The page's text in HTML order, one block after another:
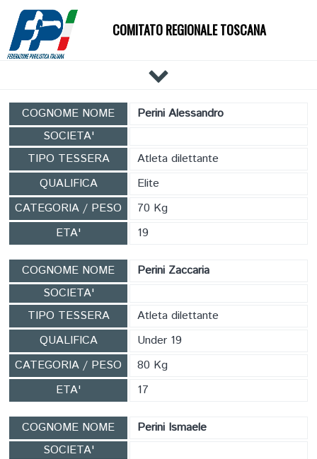
COMITATO REGIONALE TOSCANA
IL COMITATO
NEWS
PALESTRE
TECNICI
ATLETI
AFFILIAZIONE E TESSERAMENTO
COGNOME NOME
Perini Alessandro
SOCIETA'
TIPO TESSERA
Atleta dilettante
QUALIFICA
Elite
CATEGORIA / PESO
70 Kg
ETA'
19
COGNOME NOME
Perini Zaccaria
SOCIETA'
TIPO TESSERA
Atleta dilettante
QUALIFICA
Under 19
CATEGORIA / PESO
80 Kg
ETA'
17
COGNOME NOME
Perini Ismaele
SOCIETA'